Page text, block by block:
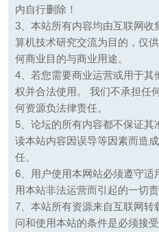
内自行删除！
3、本站所有内容均由互联网
算机技术研究交流为目的，仅
何商业目的与商业用途。
4、若您需要商业运营或用于其
权并合法使用。 我们不承担任
何资源负法律责任。
5、论坛的所有内容都不保证
读本站内容因误导等因素而造
任。
6、用户使用本网站必须遵守适
用本站非法运营而引起的一切
7、本站所有资源来自互联网
问和使用本站的条件是必须接